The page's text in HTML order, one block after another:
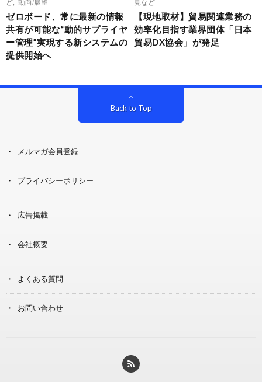
ど
動向/展望
ゼロボード、常に最新の情報
共有が可能な“動的サプライヤ
ー管理”実現する新システムの
提供開始へ
見など
【現地取材】貿易関連業務の
効率化目指す業界団体「日本
貿易DX協会」が発足
Back to Top
メルマガ会員登録
プライバシーポリシー
広告掲載
会社概要
よくある質問
お問い合わせ